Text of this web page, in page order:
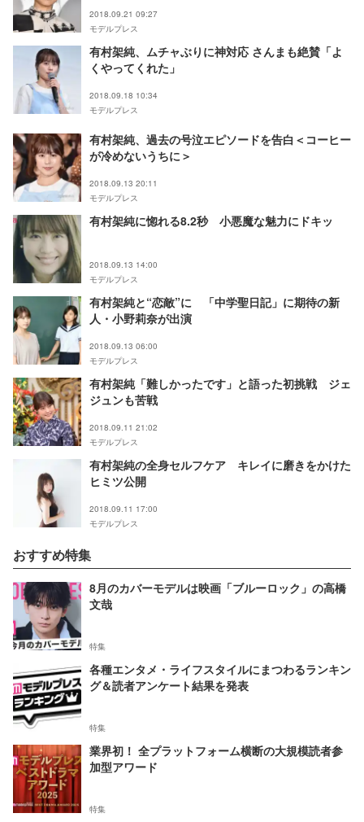
2018.09.21 09:27
モデルプレス
有村架純、ムチャぶりに神対応 さんまも絶賛「よ
くやってくれた」
2018.09.18 10:34
モデルプレス
有村架純、過去の号泣エピソードを告白＜コーヒー
が冷めないうちに＞
2018.09.13 20:11
モデルプレス
有村架純に惚れる8.2秒 小悪魔な魅力にドキッ
2018.09.13 14:00
モデルプレス
有村架純と“恋敵”に 「中学聖日記」に期待の新
人・小野莉奈が出演
2018.09.13 06:00
モデルプレス
有村架純「難しかったです」と語った初挑戦 ジェ
ジュンも苦戦
2018.09.11 21:02
モデルプレス
有村架純の全身セルフケア キレイに磨きをかけた
ヒミツ公開
2018.09.11 17:00
モデルプレス
おすすめ特集
8月のカバーモデルは映画「ブルーロック」の高橋
文哉
特集
各種エンタメ・ライフスタイルにまつわるランキン
グ＆読者アンケート結果を発表
特集
業界初！ 全プラットフォーム横断の大規模読者参
加型アワード
特集